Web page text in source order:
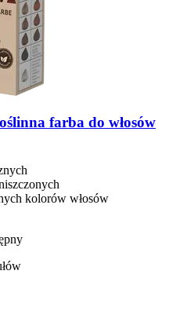
farba do włosów
kolorów włosów